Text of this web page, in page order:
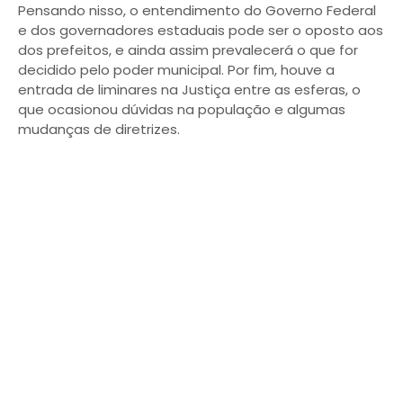
Pensando nisso, o entendimento do Governo Federal
e dos governadores estaduais pode ser o oposto aos
dos prefeitos, e ainda assim prevalecerá o que for
decidido pelo poder municipal. Por fim, houve a
entrada de liminares na Justiça entre as esferas, o
que ocasionou dúvidas na população e algumas
mudanças de diretrizes.